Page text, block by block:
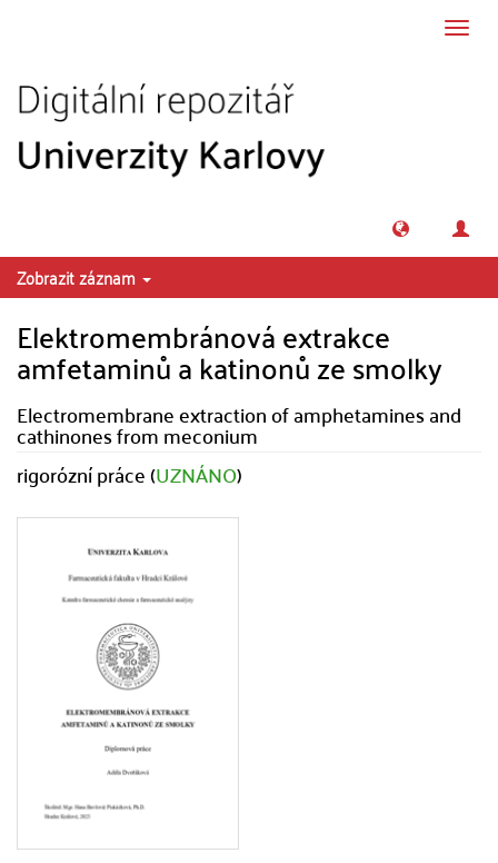
Zobrazit záznam
Elektromembránová extrakce
amfetaminů a katinonů ze smolky
Electromembrane extraction of amphetamines and
cathinones from meconium
rigorózní práce (UZNÁNO)